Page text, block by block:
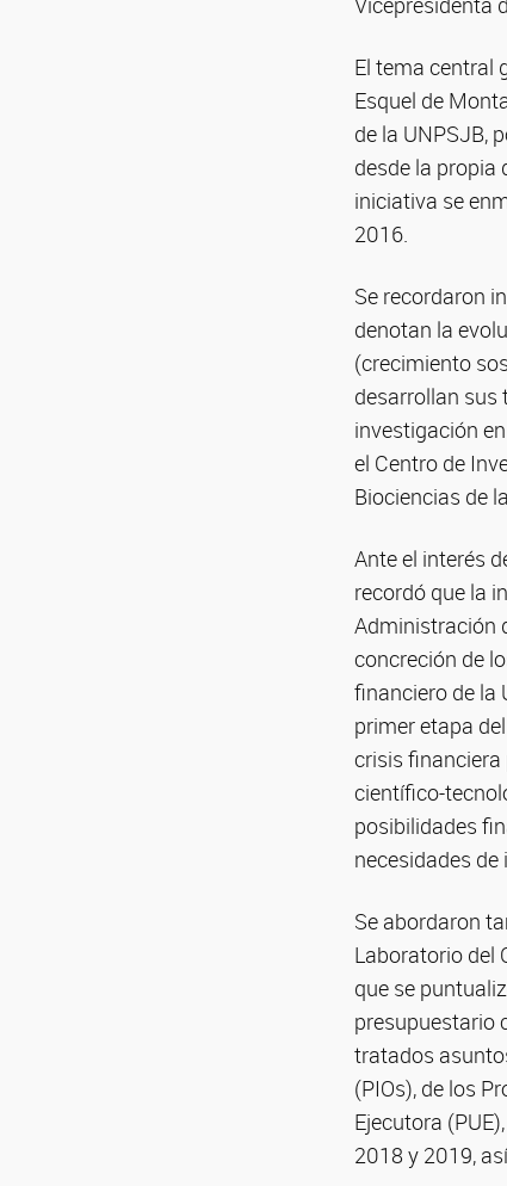
El tema central
Esquel de
de la UNPSJB,
desde la propia
iniciativa se
2016.
Se recordaron
denotan la
(crecimiento
desarrollan sus
investigación
el Centro de
Biociencias de
Ante el interés
recordó que la
Administración
concreción de
financiero de la
primer etapa
crisis financiera
científico-
posibilidades
necesidades de
Se abordaron
Laboratorio del
que se
presupuestario
tratados
(PIOs), de los
Ejecutora
2018 y 2019,